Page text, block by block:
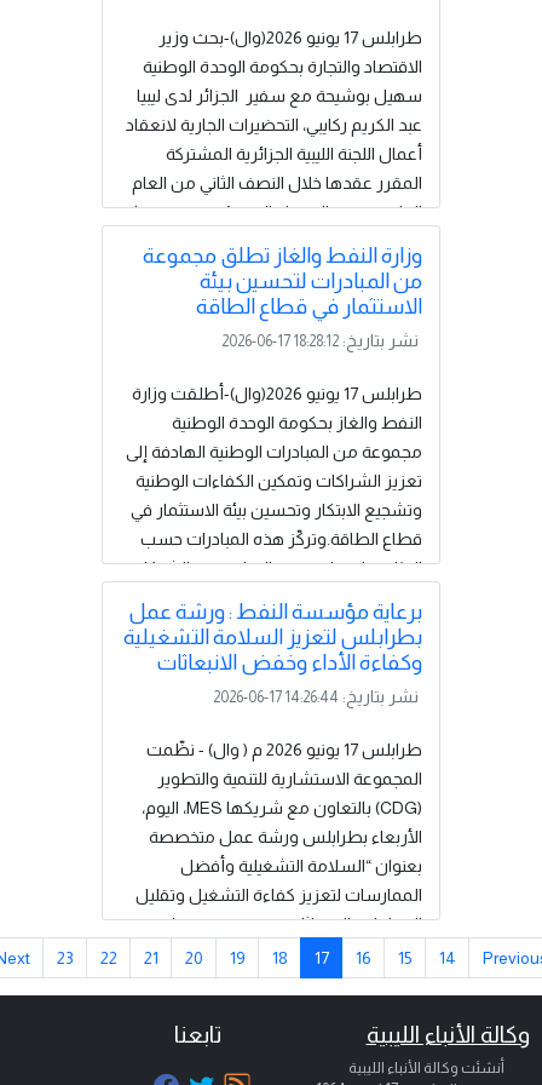
بقطاع التكنولوجيا المالية والتحول
الرقمي.وأكد المصرف أن إطلاق هذه
الخدمة يأتي في إطار التزامه بمواكبة أحدث
التطورات في القطاع المصرفي،...
إقرأ المزيد
طرابلس 17 يونيو 2026(وال)-بحث وزير
الاقتصاد والتجارة بحكومة الوحدة الوطنية
سهيل بوشيحة مع سفير الجزائر لدى ليبيا
عبد الكريم ركايبي، التحضيرات الجارية لانعقاد
أعمال اللجنة الليبية الجزائرية المشتركة
المقرر عقدها خلال النصف الثاني من العام
الجاري.وحضر الاجتماع الذي عُقد بمقر ديوان
والملحق التجاري بالسفارة الجزائرية.وتناول
اللقاء سبل تعزيز التعاون الاقتصادي بين
البلدين الشقيقين، ومتابعة الملفات ذات
الاهتمام المشترك، بما يسهم في دعم
الشراكة الاقتصادية وتطوير العلاقات الثنائية
في مختلف... إقرأ المزيد
وزارة النفط والغاز تطلق مجموعة
من المبادرات لتحسين بيئة
الاستثمار في قطاع الطاقة
نشر بتاريخ:2026-06-17 18:28:12
طرابلس 17 يونيو 2026(وال)-أطلقت وزارة
النفط والغاز بحكومة الوحدة الوطنية
مجموعة من المبادرات الوطنية الهادفة إلى
تعزيز الشراكات وتمكين الكفاءات الوطنية
وتشجيع الابتكار وتحسين بيئة الاستثمار في
قطاع الطاقة.وتركّز هذه المبادرات حسب
الوزارة على بناء جسور التعاون مع الشركاء
ونقل المعرفة والخبرات. وأشارت الوزارة إلى
أن هذه المبادرات تسهم في تحقيق قيمة
مضافة للاقتصاد الوطني وتعزيز مكانة ليبيا
في أسواق الطاقة الإقليمية والدولية.)...
إقرأ المزيد
برعاية مؤسسة النفط : ورشة عمل
بطرابلس لتعزيز السلامة التشغيلية
وكفاءة الأداء وخفض الانبعاثات
نشر بتاريخ:2026-06-17 14:26:44
طرابلس 17 يونيو 2026 م ( وال) - نظّمت
المجموعة الاستشارية للتنمية والتطوير
(CDG) بالتعاون مع شريكها MES، اليوم،
الأربعاء بطرابلس ورشة عمل متخصصة
بعنوان “السلامة التشغيلية وأفضل
الممارسات لتعزيز كفاءة التشغيل وتقليل
المخاطر والانبعاثات ، بحضور مدير عام
الصحة والسلامة والبيئة والأمن الصناعي
والطاقات المتجددة والجودة بالمؤسسة ،
والمهندسين من شركات ومؤسسات
قطاع النفط، وممثلين عن عدد من
Next
الأنباء الليبية
أنشئت وكالة الأنباء الليبية
تابعنا